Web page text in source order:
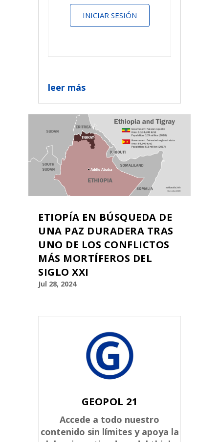
INICIAR SESIÓN
leer más
ETIOPÍA EN BÚSQUEDA DE
UNA PAZ DURADERA TRAS
UNO DE LOS CONFLICTOS
MÁS MORTÍFEROS DEL
SIGLO XXI
Jul 28, 2024
GEOPOL 21
Accede a todo nuestro
contenido sin límites y apoya la